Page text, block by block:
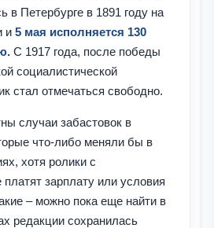
в Петербурге в 1891 году на
и 5 мая исполняется 130
С 1917 года, после победы
социалистической
стал отмечаться свободно.
случаи забастовок в
что-либо меняли бы в
хотя ролики с
платят зарплату или условия
– можно пока еще найти в
редакции сохранилась